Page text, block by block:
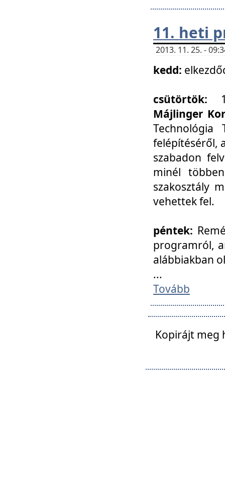
11. heti
2013. 11. 25. -
kedd:
csütörtök:
Májlinger
Technológia
felépítéséről,
szabadon
minél
szakosztály
vehettek fel.
péntek:
programról,
alábbiakban
...
Tovább
Kopirájt meg